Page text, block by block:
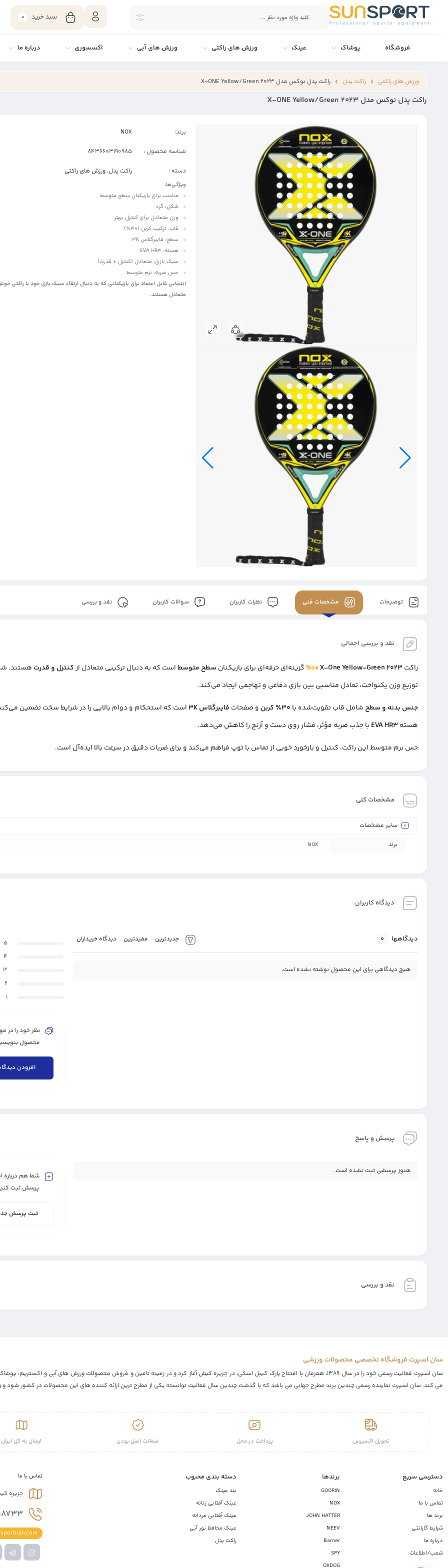
سبد خرید 0
فروشگاه پوشاک عینک ورزش های راکتی ورزش های آبی اکسسوری درباره ما
ورزش های راکتی راکت پدل راکت پدل نوکس مدل X-ONE Yellow/Green 2023
راکت پدل نوکس مدل X-ONE Yellow/Green 2023
برند: NOX
شناسه محصول : 8436603190985
دسته : راکت پدل,ورزش های راکتی
ویژگی‌ها:
مناسب برای بازیکنان سطح متوسط
شکل: گرد
وزن متعادل برای کنترل بهتر
قاب: ترکیب کربن (۳۰٪)
سطح: فایبرگلاس 3K
هسته: EVA HR3
سبک بازی: متعادل (کنترل + قدرت)
حس ضربه: نرم متوسط
انتخابی قابل اعتماد برای بازیکنانی که به دنبال ارتقاء سبک بازی خود با راکتی
متعادل هستند.
توضیحات مشخصات فنی نظرات کاربران سوالات کاربران نقد و بررسی
نقد و بررسی اجمالی
راکت NoxX-One Yellow-Green 2023 گزینه‌ای حرفه‌ای برای بازیکنانسطح متوسطاست که به دنبال ترکیبی متعادل ازکنترل و قدرت هستند.
توزیع وزن یکنواخت، تعادل مناسبی بین بازی دفاعی و تهاجمی ایجاد می‌کند.
جنس بدنه و سطح شامل قاب تقویت‌شده با ۳۰٪ کربن و صفحات فایبرگلاس 3K
است که استحکام و دوام بالایی را در شرایط سخت تضمین
هستهEVA HR3 با جذب ضربه مؤثر، فشار روی دست و آرنج را کاهش می‌دهد.
حس نرم متوسط این راکت، کنترل و بازخورد خوبی از تماس با توپ فراهم می‌کند و برای ضربات دقیق در سرعت بالا ایده‌آل است.
مشخصات کلی
سایر مشخصات
برند NOX
دیدگاه کاربران
دیدگاهها 0 جدیدترین مفیدترین دیدگاه خریداران
هیچ دیدگاهی برای این محصول نوشته نشده است.
5
4
3
2
1
نظر خود را در
محصول
افزودن
پرسش و پاسخ
هنوز پرسشی ثبت نشده است.
شما هم درباره
پرسش ثبت
ثبت پرسش
نقد و بررسی
سان اسپرت فروشگاه تخصصی محصولات ورزشی
سان اسپرت فعالیت رسمی خود را در سال ۱۳۸۹، همزمان با افتتاح پارک کیبل اسکی، در جزیره کیش آغاز کرد و در زمینه تامین و فروش محصولات ورزش های
می کند. سان اسپرت نماینده رسمی چندین برند مطرح جهانی می باشد که با گذشت چندین سال فعالیت توانسته یکی از مطرح ترین ارائه کننده های این محصولات در کشور شود و
تحویل اکسپرس پرداخت در محل ضمانت اصل بودن ارسال به کل ایران
دسترسی سریع
خانه
تماس با ما
برند ها
شرایط گارانتی
درباره ما
شعب/اطلاعات
برندها
GOORIN
NOX
JOHN HATTER
NEEV
Barner
SPY
OXDOG
دسته بندی محبوب
بند عینک
عینک آفتابی زنانه
عینک آفتابی مردانه
عینک محافظ نور آبی
راکت پدل
تماس با ما
جزیره